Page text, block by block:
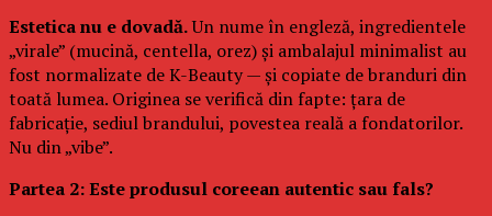
Estetica nu e dovadă.Un nume în engleză, ingredientele
„virale” (mucină, centella, orez) și ambalajul minimalist au
fost normalizate de K-Beauty — și copiate de branduri din
toată lumea. Originea se verifică din fapte: țara de
fabricație, sediul brandului, povestea reală a fondatorilor.
Nu din „vibe”.
Partea 2: Este produsul coreean autentic sau fals?